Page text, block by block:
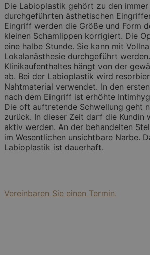
Die Labioplastik gehört zu den
durchgeführten ästhetischen
Eingriff werden die Größe und Form
kleinen Schamlippen korrigiert. Die
eine halbe Stunde. Sie kann mit
Lokalanästhesie durchgeführt
Klinikaufenthaltes hängt von der
ab. Bei der Labioplastik wird
Nahtmaterial verwendet. In den
nach dem Eingriff ist erhöhte
Die oft auftretende Schwellung geht
zurück. In dieser Zeit darf die Kundin
aktiv werden. An der behandelten
im Wesentlichen unsichtbare Narbe.
Labioplastik ist dauerhaft.
Vereinbaren Sie einen Termin.